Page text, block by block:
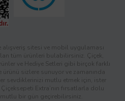
alışveriş sitesi ve mobil uygulaması
tüm ürünleri bulabilirsiniz. Çiçek,
ve Hediye Setleri gibi birçok farklı
ürünü sizlere sunuyor ve zamanında
sevdiklerinizi mutlu etmek için, ister
Extra’nın fırsatlarla dolu
bir gün geçirebilirsiniz.